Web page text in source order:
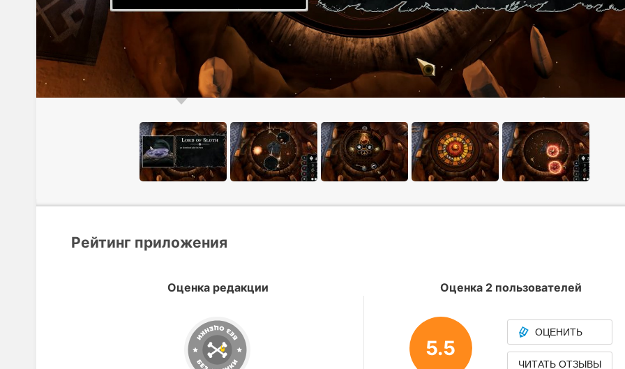
Рейтинг приложения
Оценка редакции Оценка 2 пользователей
5.5
ОЦЕНИТЬ
ЧИТАТЬ ОТЗЫВЫ